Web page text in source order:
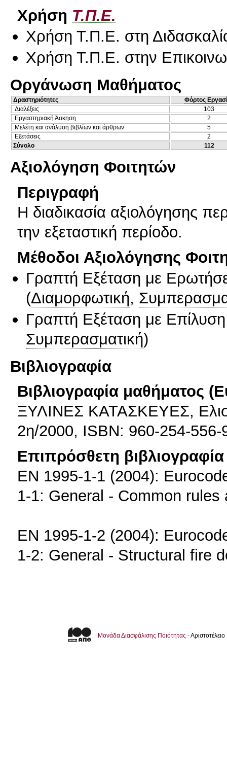
Χρήση Τ.Π.Ε.
Χρήση Τ.Π.Ε. στη
Χρήση Τ.Π.Ε. στην
Οργάνωση Μαθήματος
Δραστηριότητες
Φόρτος
Διαλέξεις
103
Εργαστηριακή Άσκηση
2
Μελέτη και ανάλυση βιβλίων και άρθρων
5
Εξετάσεις
2
Σύνολο
112
Αξιολόγηση Φοιτητών
Περιγραφή
Η διαδικασία αξιολόγησης
την εξεταστική περίοδο.
Μέθοδοι Αξιολόγησης
Γραπτή Εξέταση με
(Διαμορφωτική,
Γραπτή Εξέταση με
Συμπερασματική)
Βιβλιογραφία
Βιβλιογραφία μαθήματος
ΞΥΛΙΝΕΣ ΚΑΤΑΣΚΕΥΕΣ,
2η/2000, ISBN: 960-254-556-
Επιπρόσθετη βιβλιογραφία
EN 1995-1-1 (2004):
1-1: General - Common
EN 1995-1-2 (2004):
1-2: General - Structural fire
Μονάδα Διασφάλισης Ποιότητας -